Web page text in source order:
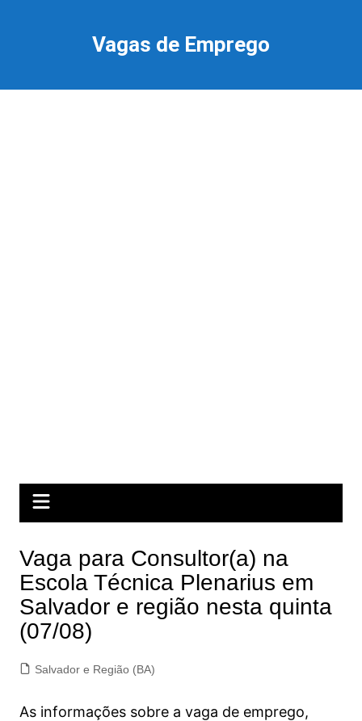
Vagas de Emprego
Vaga para Consultor(a) na
Escola Técnica Plenarius em
Salvador e região nesta quinta
(07/08)
Salvador e Região (BA)
As informações sobre a vaga de emprego,